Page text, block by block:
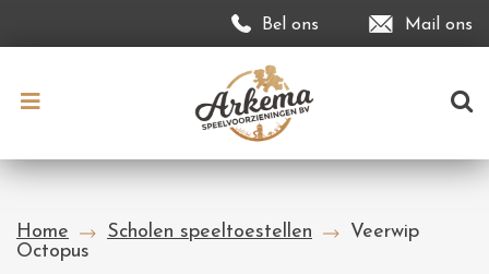
Bel ons Mail ons
Home Scholen speeltoestellen
Veerwip
Octopus